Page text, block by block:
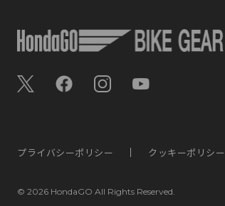
プライバシーポリシー クッキーポリシー
© 2026 HondaGO All Rights Reserved.